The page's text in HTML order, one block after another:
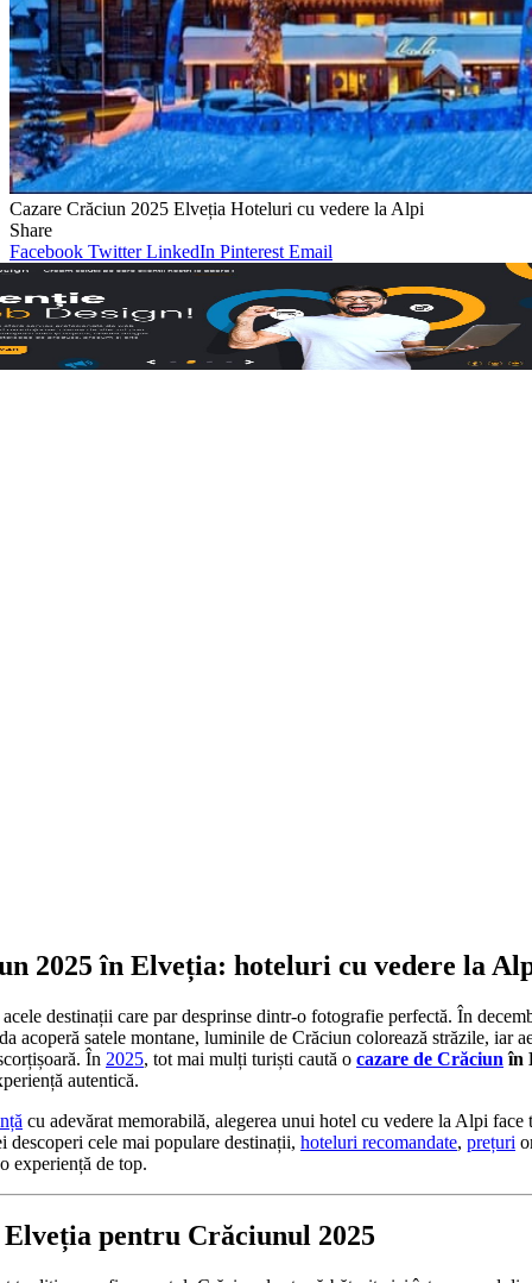
Cazare Crăciun 2025 Elveția Hoteluri cu vedere la Alpi
Share
Facebook Twitter LinkedIn Pinterest Email
2025 în Elveția: hoteluri cu vedere la
destinații care par desprinse dintr-o fotografie perfectă. În
acoperă satele montane, luminile de Crăciun colorează străzile, iar
În 2025, tot mai mulți turiști caută o cazare de Crăciun în
autentică.
cu adevărat memorabilă, alegerea unui hotel cu vedere la Alpi face
descoperi cele mai populare destinații, hoteluri recomandate, prețuri
experiență de top.
Elveția pentru Crăciunul 2025